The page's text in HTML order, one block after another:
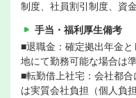
制度、社員割引制度、資
手当・福利厚生備考
■退職金：確定拠出年金
地にて勤務可能な場合は
■転勤借上社宅：会社都
は実質会社負担（個人負